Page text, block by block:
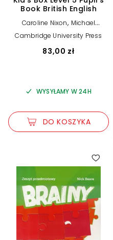
Book British English
Caroline Nixon, Michael
Tomlinson
Cambridge University Press
83,00 zł
WYSYŁAMY W 24H
DO KOSZYKA